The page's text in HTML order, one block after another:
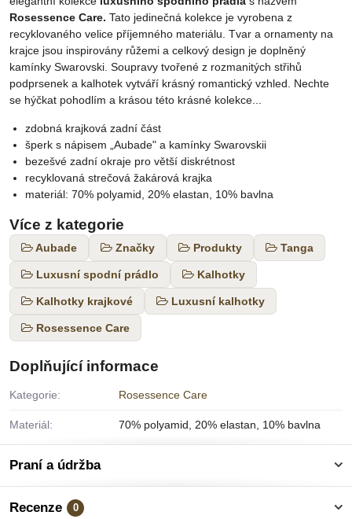
Rosessence Care. Tato jedinečná kolekce je vyrobena z
recyklovaného velice příjemného materiálu. Tvar a ornamenty na
krajce jsou inspirovány růžemi a celkový design je doplněný
kamínky Swarovski. Soupravy tvořené z rozmanitých střihů
podprsenek a kalhotek vytváří krásný romantický vzhled. Nechte
se hýčkat pohodlím a krásou této krásné kolekce...
zdobná krajková zadní část
šperk s nápisem „Aubade" a kamínky Swarovskii
bezešvé zadní okraje pro větší diskrétnost
recyklovaná strečová žakárová krajka
materiál: 70% polyamid, 20% elastan, 10% bavlna
Více z kategorie
Aubade Značky Produkty Tanga
Luxusní spodní prádlo Kalhotky
Kalhotky krajkové Luxusní kalhotky
Rosessence Care
Doplňující informace
Kategorie: Rosessence Care
Materiál: 70% polyamid, 20% elastan, 10% bavlna
Praní a údržba
Recenze 0